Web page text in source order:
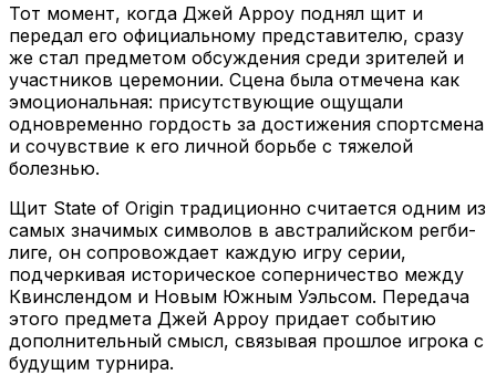
Тот момент, когда Джей Арроу поднял щит и
передал его официальному представителю, сразу
же стал предметом обсуждения среди зрителей и
участников церемонии. Сцена была отмечена как
эмоциональная: присутствующие ощущали
одновременно гордость за достижения спортсмена
и сочувствие к его личной борьбе с тяжелой
болезнью.
Щит State of Origin традиционно считается одним из
самых значимых символов в австралийском регби-
лиге, он сопровождает каждую игру серии,
подчеркивая историческое соперничество между
Квинслендом и Новым Южным Уэльсом. Передача
этого предмета Джей Арроу придает событию
дополнительный смысл, связывая прошлое игрока с
будущим турнира.